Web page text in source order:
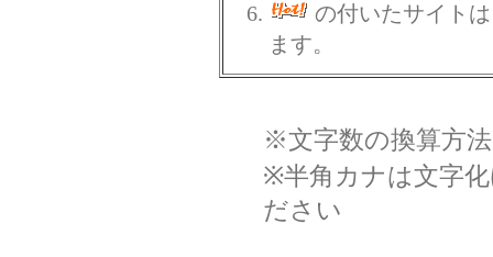
の付いたサイト
ます。
※文字数の換算方
※半角カナは文字
ださい